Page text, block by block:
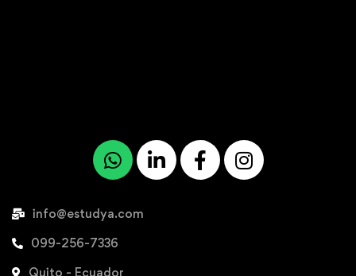
info@estudya.com
099-256-7336
Quito - Ecuador